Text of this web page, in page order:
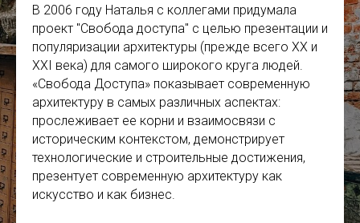
В 2006 году Наталья с коллегами придумала
проект "Свобода доступа" с целью презентации и
популяризации архитектуры (прежде всего ХХ и
ХХI века) для самого широкого круга людей.
«Свобода Доступа» показывает современную
архитектуру в самых различных аспектах:
прослеживает ее корни и взаимосвязи с
историческим контекстом, демонстрирует
технологические и строительные достижения,
презентует современную архитектуру как
искусство и как бизнес.